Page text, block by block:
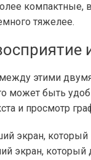
компактные,
тяжелее.
этими
может быть
и просмотр
экран,
экран, который